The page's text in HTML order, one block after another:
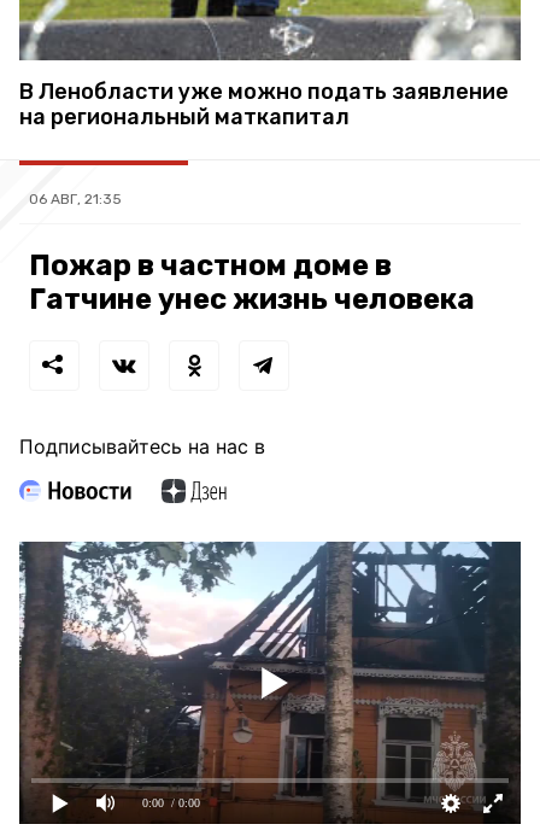
В Ленобласти уже можно подать заявление
на региональный маткапитал
06 АВГ, 21:35
Пожар в частном доме в
Гатчине унес жизнь человека
Подписывайтесь на нас в
0:00 / 0:00